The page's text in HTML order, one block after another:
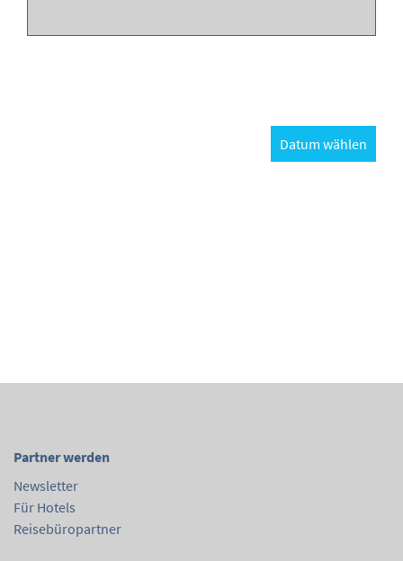
Datum wählen
Partner werden
Newsletter
Für Hotels
Reisebüropartner